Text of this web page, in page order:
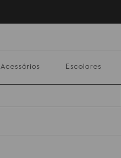
Acessórios Escolares